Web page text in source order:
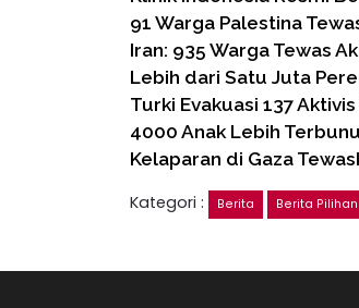
91 Warga Palestina
Iran: 935 Warga Tewas
Lebih dari Satu Juta
Turki Evakuasi 137
4000 Anak Lebih
Kelaparan di Gaza
Kategori :
Berita Berita Pilihan